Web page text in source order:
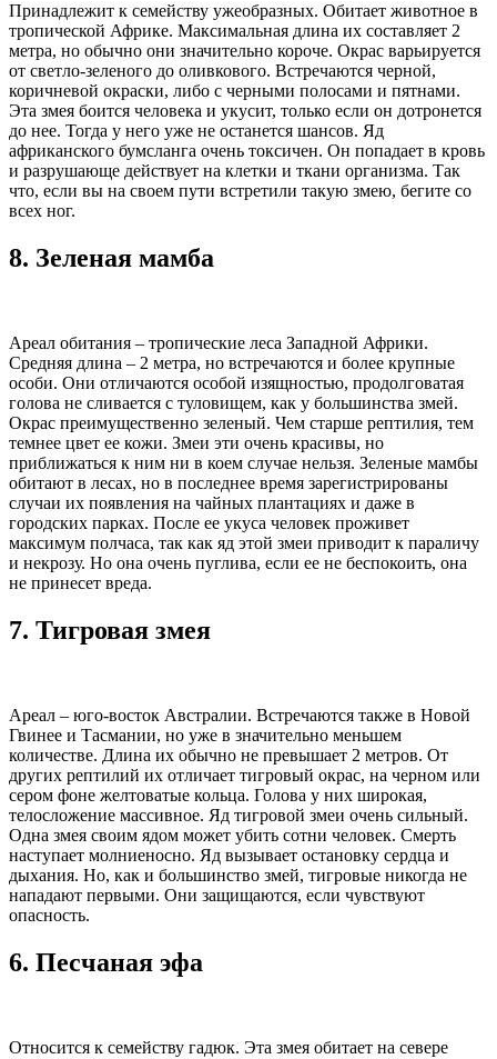
Принадлежит к семейству ужеобразных. Обитает животное в
тропической Африке. Максимальная длина их составляет 2
метра, но обычно они значительно короче. Окрас варьируется
от светло-зеленого до оливкового. Встречаются черной,
коричневой окраски, либо с черными полосами и пятнами.
Эта змея боится человека и укусит, только если он дотронется
до нее. Тогда у него уже не останется шансов. Яд
африканского бумсланга очень токсичен. Он попадает в кровь
и разрушающе действует на клетки и ткани организма. Так
что, если вы на своем пути встретили такую змею, бегите со
всех ног.
8. Зеленая мамба
Ареал обитания – тропические леса Западной Африки.
Средняя длина – 2 метра, но встречаются и более крупные
особи. Они отличаются особой изящностью, продолговатая
голова не сливается с туловищем, как у большинства змей.
Окрас преимущественно зеленый. Чем старше рептилия, тем
темнее цвет ее кожи. Змеи эти очень красивы, но
приближаться к ним ни в коем случае нельзя. Зеленые мамбы
обитают в лесах, но в последнее время зарегистрированы
случаи их появления на чайных плантациях и даже в
городских парках. После ее укуса человек проживет
максимум полчаса, так как яд этой змеи приводит к параличу
и некрозу. Но она очень пуглива, если ее не беспокоить, она
не принесет вреда.
7. Тигровая змея
Ареал – юго-восток Австралии. Встречаются также в Новой
Гвинее и Тасмании, но уже в значительно меньшем
количестве. Длина их обычно не превышает 2 метров. От
других рептилий их отличает тигровый окрас, на черном или
сером фоне желтоватые кольца. Голова у них широкая,
телосложение массивное. Яд тигровой змеи очень сильный.
Одна змея своим ядом может убить сотни человек. Смерть
наступает молниеносно. Яд вызывает остановку сердца и
дыхания. Но, как и большинство змей, тигровые никогда не
нападают первыми. Они защищаются, если чувствуют
опасность.
6. Песчаная эфа
Относится к семейству гадюк. Эта змея обитает на севере